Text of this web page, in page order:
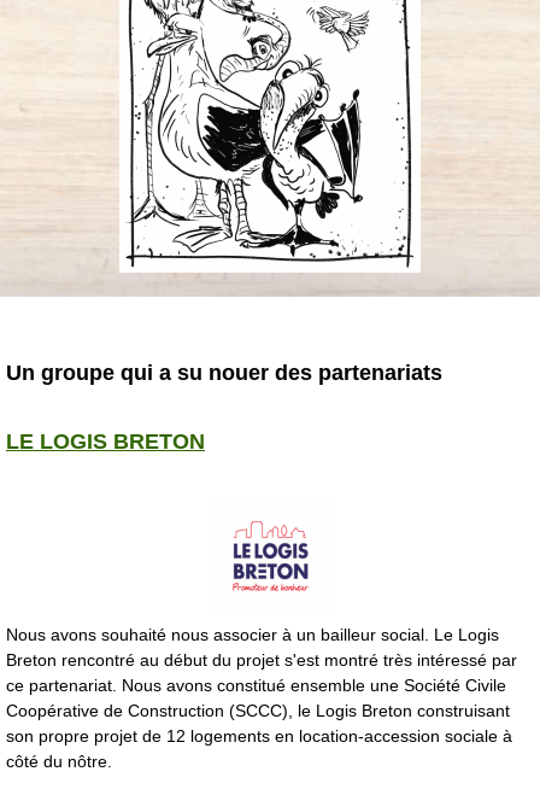
Un groupe qui a su nouer des partenariats
LE LOGIS BRETON
Nous avons souhaité nous associer à un bailleur social. Le Logis
Breton rencontré au début du projet s'est montré très intéressé par
ce partenariat. Nous avons constitué ensemble une Société Civile
Coopérative de Construction (SCCC), le Logis Breton construisant
son propre projet de 12 logements en location-accession sociale à
côté du nôtre.